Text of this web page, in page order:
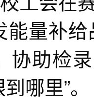
能量补
协助检
哪里”。